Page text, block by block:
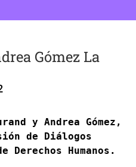
Gómez La
y Andrea Gómez,
de Diálogos
Derechos Humanos.